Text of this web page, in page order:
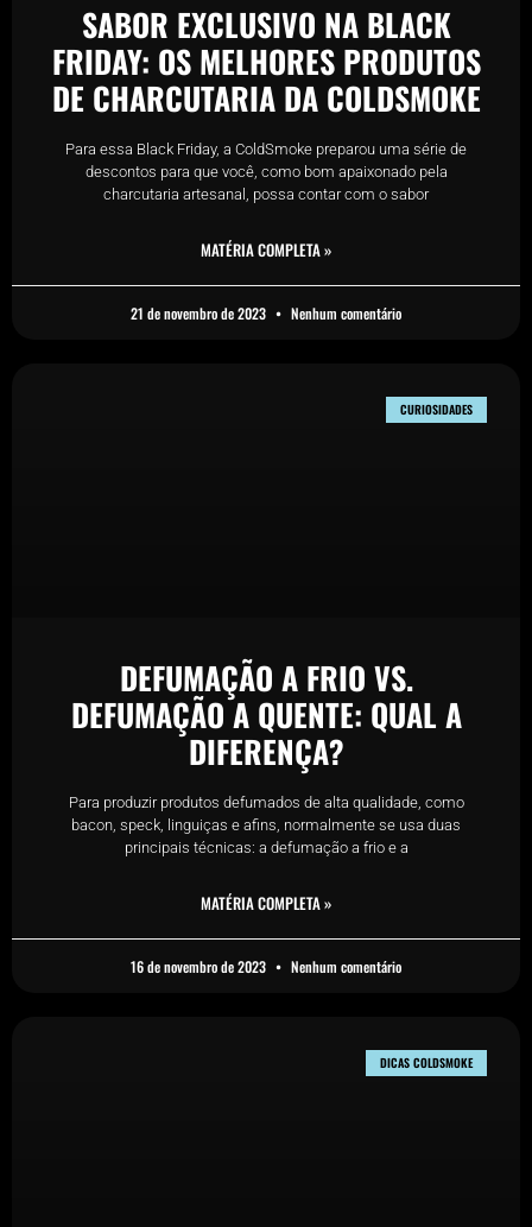
SABOR EXCLUSIVO NA BLACK
FRIDAY: OS MELHORES PRODUTOS
DE CHARCUTARIA DA COLDSMOKE
Para essa Black Friday, a ColdSmoke preparou uma série de
descontos para que você, como bom apaixonado pela
charcutaria artesanal, possa contar com o sabor
MATÉRIA COMPLETA »
21 de novembro de 2023 Nenhum comentário
CURIOSIDADES
DEFUMAÇÃO A FRIO VS.
DEFUMAÇÃO A QUENTE: QUAL A
DIFERENÇA?
Para produzir produtos defumados de alta qualidade, como
bacon, speck, linguiças e afins, normalmente se usa duas
principais técnicas: a defumação a frio e a
MATÉRIA COMPLETA »
16 de novembro de 2023 Nenhum comentário
DICAS COLDSMOKE